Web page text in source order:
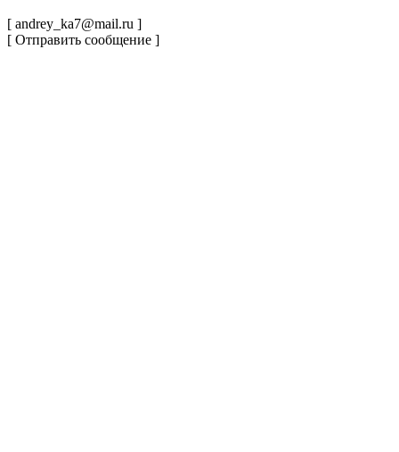
[ andrey_ka7@mail.ru ]
[ Отправить сообщение ]